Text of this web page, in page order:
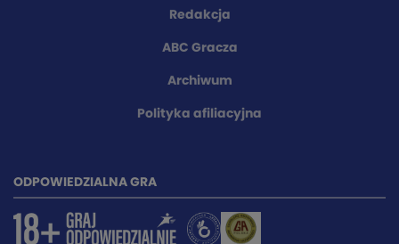
Redakcja
ABC Gracza
Archiwum
Polityka afiliacyjna
ODPOWIEDZIALNA GRA